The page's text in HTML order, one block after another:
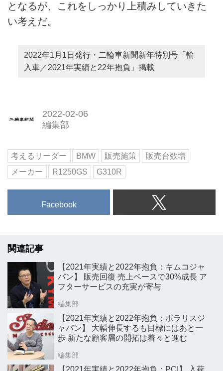
となるが、これをしっかり上積みしていきた
い考えだ。
2022年1月1日発行・二輪車新聞新年特別号「輸
入車／2021年実績と22年抱負」掲載
2022-02-06
編集部
考えるリーダー BMW 販売施策
販売台数増
メーカー
R1250GS G310R
Facebook
関連記事
【2021年実績と2022年抱負：キムコジャ
パン】 販売回復 売上ベースで30%成長 ア
フターサービスの充実が寄与
編集部
【2021年実績と2022年抱負：ポラリスジ
ャパン】 大幅伸長するも目標にはあと一
歩 新たな顧客層の開拓は着々と進む
編集部
【2021年実績と2022年抱負：PCI】 入荷